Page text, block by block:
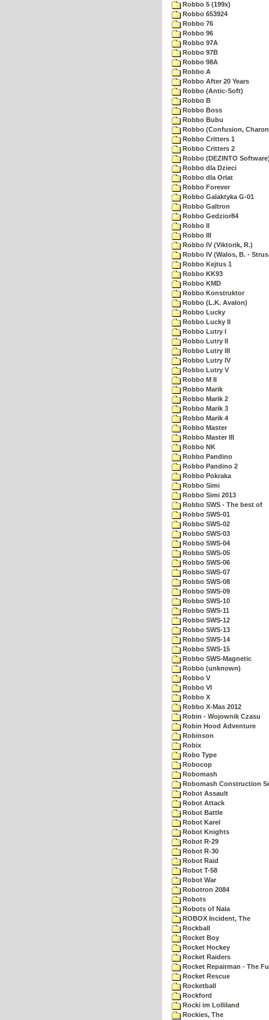
Robbo 5 (199x)
Robbo 653924
Robbo 76
Robbo 96
Robbo 97A
Robbo 97B
Robbo 98A
Robbo A
Robbo After 20 Years
Robbo (Antic-Soft)
Robbo B
Robbo Boss
Robbo Bubu
Robbo (Confusion,
Robbo Critters 1
Robbo Critters 2
Robbo (DEZINTO
Robbo dla Dzieci
Robbo dla Orlat
Robbo Forever
Robbo Galaktyka G-01
Robbo Galtron
Robbo Gedzior84
Robbo II
Robbo III
Robbo IV (Viktorik, R.)
Robbo IV (Walos, B. -
Robbo Kejtus 1
Robbo KK93
Robbo KMD
Robbo Konstruktor
Robbo (L.K. Avalon)
Robbo Lucky
Robbo Lucky II
Robbo Lutry I
Robbo Lutry II
Robbo Lutry III
Robbo Lutry IV
Robbo Lutry V
Robbo M II
Robbo Marik
Robbo Marik 2
Robbo Marik 3
Robbo Marik 4
Robbo Master
Robbo Master III
Robbo NK
Robbo Pandino
Robbo Pandino 2
Robbo Pokraka
Robbo Simi
Robbo Simi 2013
Robbo SWS - The best of
Robbo SWS-01
Robbo SWS-02
Robbo SWS-03
Robbo SWS-04
Robbo SWS-05
Robbo SWS-06
Robbo SWS-07
Robbo SWS-08
Robbo SWS-09
Robbo SWS-10
Robbo SWS-11
Robbo SWS-12
Robbo SWS-13
Robbo SWS-14
Robbo SWS-15
Robbo SWS-Magnetic
Robbo (unknown)
Robbo V
Robbo VI
Robbo X
Robbo X-Mas 2012
Robin - Wojownik Czasu
Robin Hood Adventure
Robinson
Robix
Robo Type
Robocop
Robomash
Robomash Construction
Robot Assault
Robot Attack
Robot Battle
Robot Karel
Robot Knights
Robot R-29
Robot R-30
Robot Raid
Robot T-58
Robot War
Robotron 2084
Robots
Robots of Nala
ROBOX Incident, The
Rockball
Rocket Boy
Rocket Hockey
Rocket Raiders
Rocket Repairman - The
Rocket Rescue
Rocketball
Rockford
Rocki im Lolliland
Rockies, The